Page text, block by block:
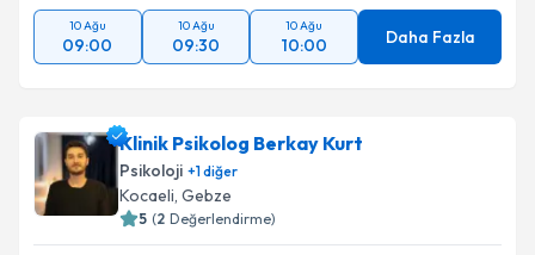
10 Ağu
09:00
10 Ağu
09:30
10 Ağu
10:00 Daha Fazla
Klinik Psikolog Berkay Kurt
Psikoloji +1diğer
Kocaeli, Gebze
5 (2 Değerlendirme)